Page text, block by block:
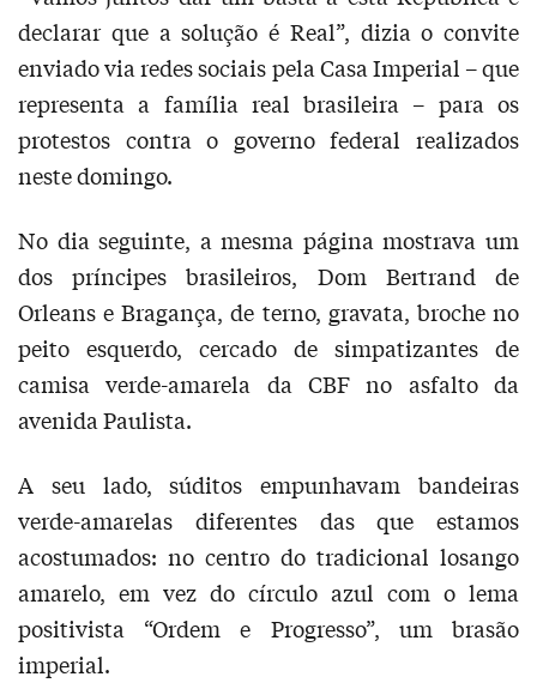
declarar que a solução é Real”, dizia o convite
enviado via redes sociais pela Casa Imperial – que
representa a família real brasileira – para os
protestos contra o governo federal realizados
neste domingo.
No dia seguinte, a mesma página mostrava um
dos príncipes brasileiros, Dom Bertrand de
Orleans e Bragança, de terno, gravata, broche no
peito esquerdo, cercado de simpatizantes de
camisa verde-amarela da CBF no asfalto da
avenida Paulista.
A seu lado, súditos empunhavam bandeiras
verde-amarelas diferentes das que estamos
acostumados: no centro do tradicional losango
amarelo, em vez do círculo azul com o lema
positivista “Ordem e Progresso”, um brasão
imperial.